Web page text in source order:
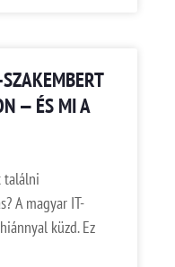
— ÉS MI A
találni
A magyar IT-
küzd. Ez